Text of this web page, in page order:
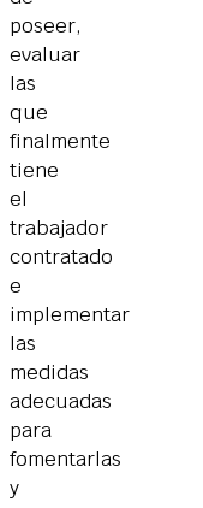
poseer,
evaluar
las
que
finalmente
tiene
el
trabajador
contratado
e
implementar
las
medidas
adecuadas
para
fomentarlas
y